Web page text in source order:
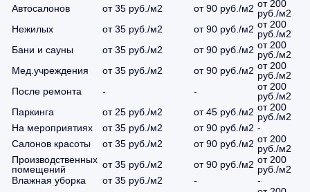
Автосалонов от 35 руб./м2 от 90 руб./м2 от 200
руб./м2
Нежилых
от 35 руб./м2 от 90 руб./м2 от 200
руб./м2
Бани и сауны
от 35 руб./м2 от 90 руб./м2 от 200
руб./м2
Мед.учреждения
от 35 руб./м2 от 90 руб./м2 от 200
руб./м2
После ремонта
- -
от 200
руб./м2
Паркинга
от 25 руб./м2 от 45 руб./м2 от 200
руб./м2
На мероприятиях
от 35 руб./м2 от 90 руб./м2 -
Салонов красоты
от 35 руб./м2 от 90 руб./м2 от 200
руб./м2
Производственных
помещений
от 35 руб./м2 от 90 руб./м2 от 200
руб./м2
Влажная уборка
от 35 руб./м2 -
-